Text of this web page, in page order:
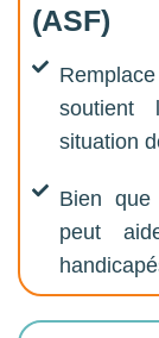
(ASF)
soutient
situation
Bien
peut